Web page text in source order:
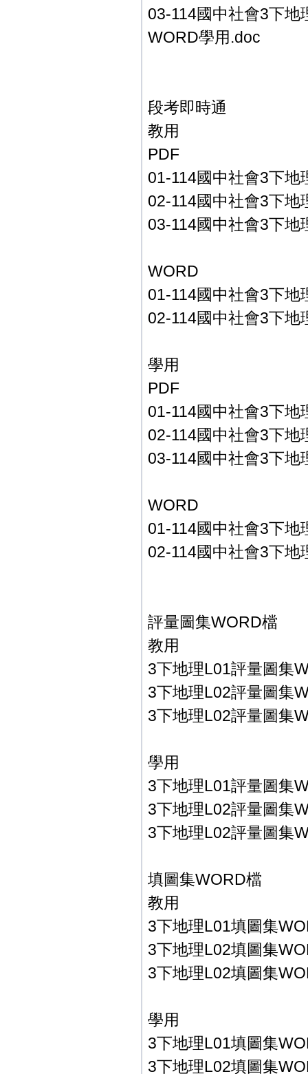
03-114國中社會3下
WORD學用.doc
段考即時通
教用
PDF
01-114國中社會3下地
02-114國中社會3下地
03-114國中社會3下地
WORD
01-114國中社會3下
02-114國中社會3下
學用
PDF
01-114國中社會3下地
02-114國中社會3下地
03-114國中社會3下地
WORD
01-114國中社會3下
02-114國中社會3下
評量圖集WORD檔
教用
3下地理L01評量圖集
3下地理L02評量圖集
3下地理L02評量圖集
學用
3下地理L01評量圖集
3下地理L02評量圖集
3下地理L02評量圖集
填圖集WORD檔
教用
3下地理L01填圖集
3下地理L02填圖集
3下地理L02填圖集
學用
3下地理L01填圖集
3下地理L02填圖集